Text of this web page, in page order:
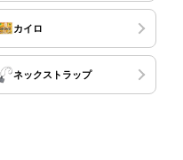
カイロ
ネックストラップ